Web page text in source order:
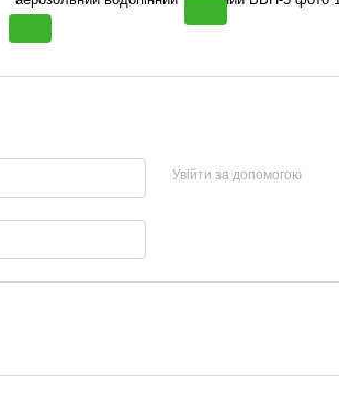
Увійти за допомогою